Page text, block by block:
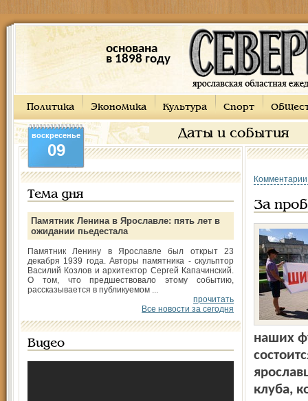
основана
в 1898 году
Политика Экономика Культура Спорт
Даты и события
воскресенье
09
Тема дня
Памятник Ленина в Ярославле: пять лет в
ожидании пьедестала
Памятник Ленину в Ярославле был открыт 23
декабря 1939 года. Авторы памятника - скульптор
Василий Козлов и архитектор Сергей Капачинский.
О том, что предшествовало этому событию,
рассказывается в публикуемом ...
прочитать
Все новости за сегодня
Видео
За
наших
клуба,